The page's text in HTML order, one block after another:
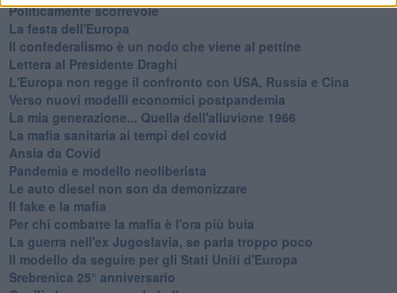
Politicamente scorrevole
La festa dell'Europa
Il confederalismo è un nodo che viene al pettine
Lettera al Presidente Draghi
L'Europa non regge il confronto con USA, Russia e Cina
Verso nuovi modelli economici postpandemia
​La mia generazione... Quella dell'alluvione 1966
​La mafia sanitaria ai tempi del covid
Ansia da Covid
Pandemia e modello neoliberista
Le auto diesel non son da demonizzare
​Il fake e la mafia
Per chi combatte la mafia è l'ora più buia
La guerra nell'ex Jugoslavia, se parla troppo poco
Il modello da seguire per gli Stati Uniti d'Europa
Srebrenica 25° anniversario